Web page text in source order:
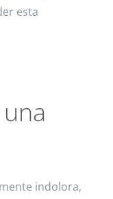
esta
indolora,